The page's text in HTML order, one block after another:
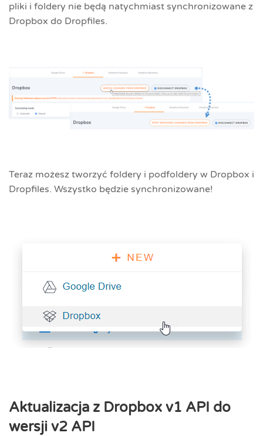
pliki i foldery nie będą natychmiast synchronizowane z
Dropbox do Dropfiles.
Teraz możesz tworzyć foldery i podfoldery w Dropbox i
Dropfiles. Wszystko będzie synchronizowane!
Aktualizacja z Dropbox v1 API do
wersji v2 API